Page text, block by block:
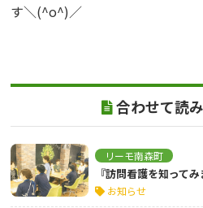
す＼(^o^)／
合わせて読
リーモ南森町
『訪問看護を知ってみ
お知らせ